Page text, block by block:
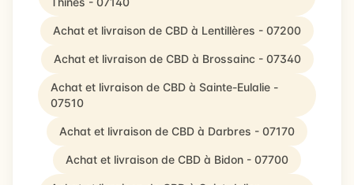
Achat et livraison de CBD à Lentillères - 07200
Achat et livraison de CBD à Brossainc - 07340
Achat et livraison de CBD à Sainte-Eulalie -
07510
Achat et livraison de CBD à Darbres - 07170
Achat et livraison de CBD à Bidon - 07700